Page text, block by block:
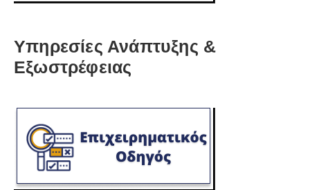
Υπηρεσίες Ανάπτυξης &
Εξωστρέφειας